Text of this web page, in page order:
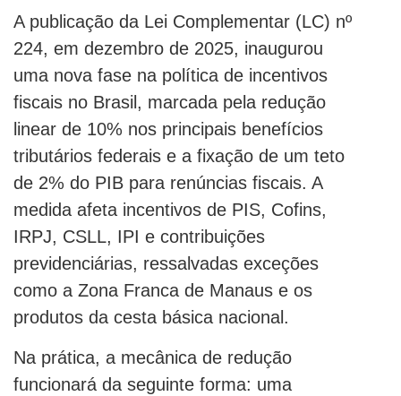
A publicação da Lei Complementar (LC) nº
224, em dezembro de 2025, inaugurou
uma nova fase na política de incentivos
fiscais no Brasil, marcada pela redução
linear de 10% nos principais benefícios
tributários federais e a fixação de um teto
de 2% do PIB para renúncias fiscais. A
medida afeta incentivos de PIS, Cofins,
IRPJ, CSLL, IPI e contribuições
previdenciárias, ressalvadas exceções
como a Zona Franca de Manaus e os
produtos da cesta básica nacional.
Na prática, a mecânica de redução
funcionará da seguinte forma: uma